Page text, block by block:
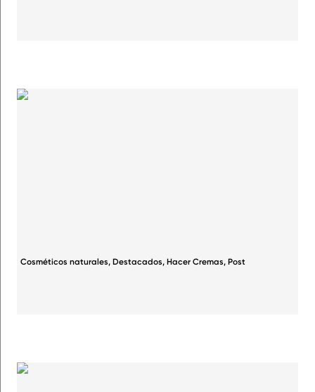
Cosméticos naturales, Destacados, Hacer Cremas, Post